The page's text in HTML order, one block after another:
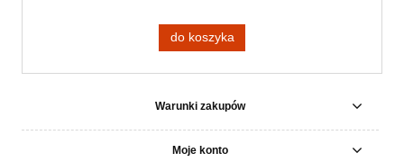
do koszyka
Warunki zakupów
Moje konto